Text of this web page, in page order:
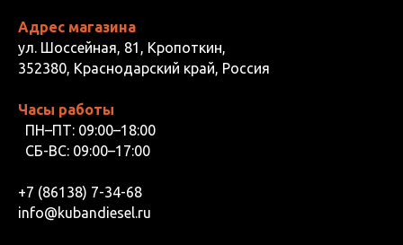
Адрес магазина
ул. Шоссейная, 81, Кропоткин,
352380, Краснодарский край, Россия
Часы работы
ПН–ПТ: 09:00–18:00
СБ-ВС: 09:00–17:00
+7 (86138) 7-34-68
info@kubandiesel.ru